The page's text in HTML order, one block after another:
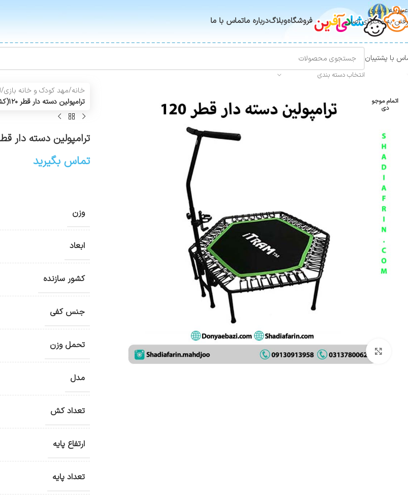
عبور به ناوبری
رفتن به محتوای اصلی
فروشگاهوبلاگدرباره ماتماس با ما
با پشتیبان
انتخاب دسته بندی
اتمام موجو
دی
بزرگنمایی تصویر
خانه/مهد کودک و خانه بازی/
ترامپولین دسته دار قطر ۱۲۰(کشی )
ترامپولین دسته دار قطر
تماس بگیرید
وزن
ابعاد
کشور سازنده
جنس کفی
تحمل وزن
مدل
تعداد کش
ارتفاع پایه
تعداد پایه